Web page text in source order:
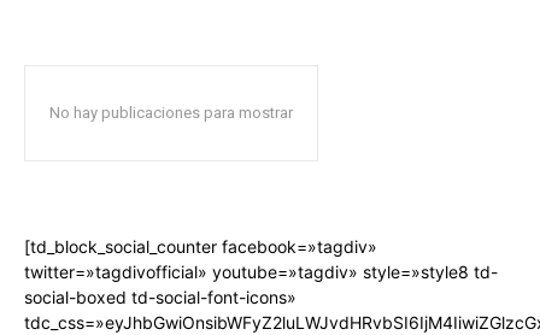
No hay publicaciones para mostrar
[td_block_social_counter facebook=»tagdiv»
twitter=»tagdivofficial» youtube=»tagdiv» style=»style8 td-
social-boxed td-social-font-icons»